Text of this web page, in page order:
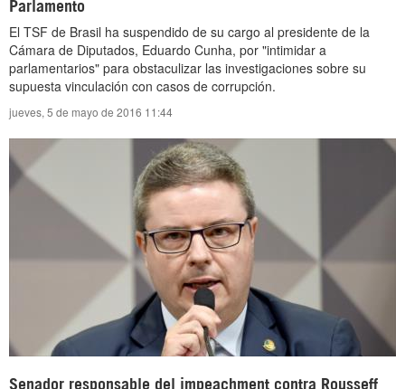
Parlamento
El TSF de Brasil ha suspendido de su cargo al presidente de la
Cámara de Diputados, Eduardo Cunha, por "intimidar a
parlamentarios" para obstaculizar las investigaciones sobre su
supuesta vinculación con casos de corrupción.
jueves, 5 de mayo de 2016 11:44
Senador responsable del impeachment contra Rousseff